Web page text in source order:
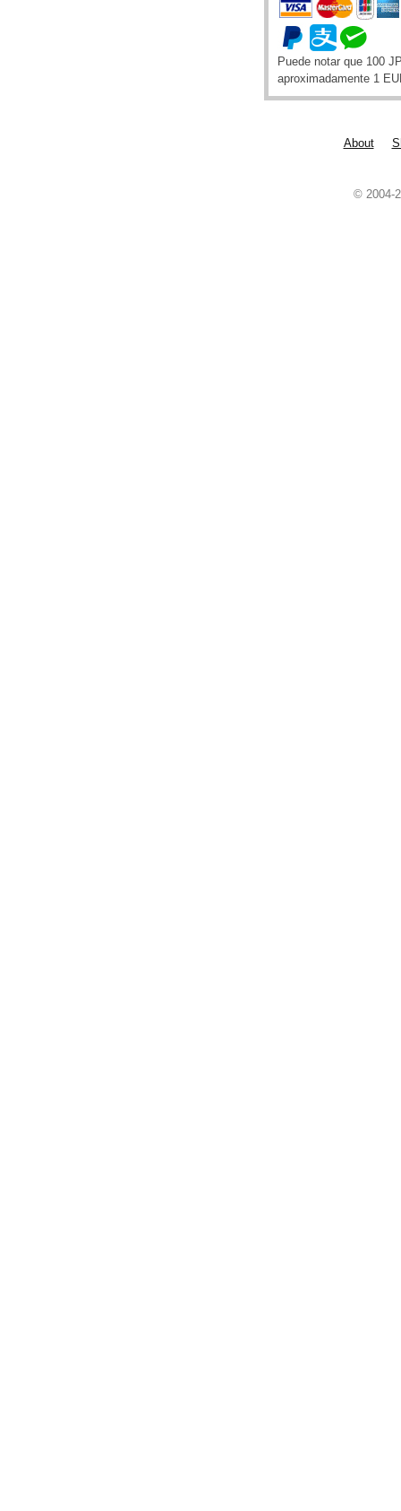
Puede notar que 100
aproximadamente 1
About
© 2004-